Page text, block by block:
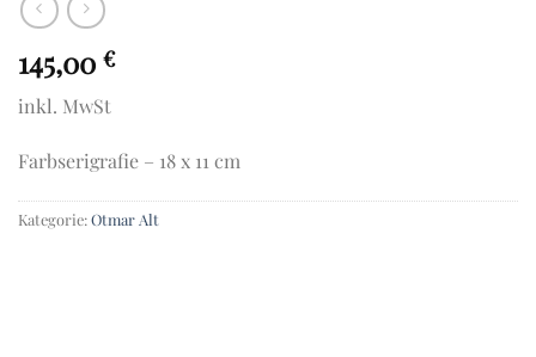
145,00 €
inkl. MwSt
Farbserigrafie – 18 x 11 cm
Kategorie:Otmar Alt